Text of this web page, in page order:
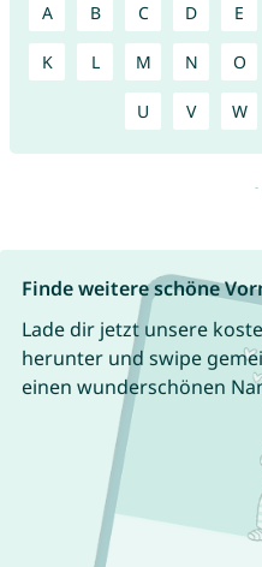
A B C D E
K L M N O
U V W
Finde weitere schöne
Lade dir jetzt unsere
herunter und swipe
einen wunderschönen